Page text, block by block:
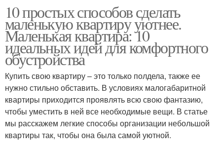
10 простых способов сделать
маленькую квартиру уютнее.
Маленькая квартира: 10
идеальных идей для комфортного
обустройства
Купить свою квартиру – это только полдела, также ее
нужно стильно обставить. В условиях малогабаритной
квартиры приходится проявлять всю свою фантазию,
чтобы уместить в ней все необходимые вещи. В статье
мы расскажем легкие способы организации небольшой
квартиры так, чтобы она была самой уютной.